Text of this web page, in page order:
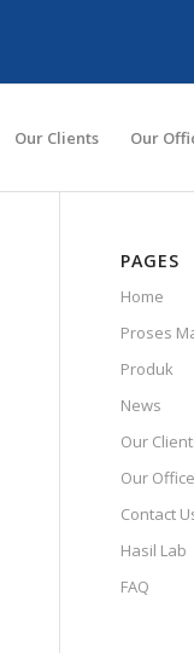
Our Clients Our
PAGES
Home
Proses
Produk
News
Our
Our Office
Contact
Hasil Lab
FAQ